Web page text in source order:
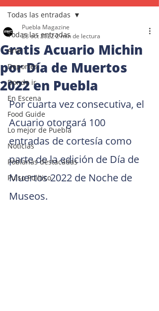
Todas las entradas
Arte
Deportes
Donde ir
En Escena
Food Guide
Lo mejor de Puebla
Noticias
Poblanas destacadas
Pulso Político
Todas las entradas
Gratis Acuario Michin
por Día de Muertos
2022 en Puebla
Puebla Magazine
28 oct 20222 min de lectura
Por cuarta vez consecutiva, el
Acuario otorgará 100
entradas de cortesía como
parte de la edición de Día de
Muertos 2022 de Noche de
Museos.